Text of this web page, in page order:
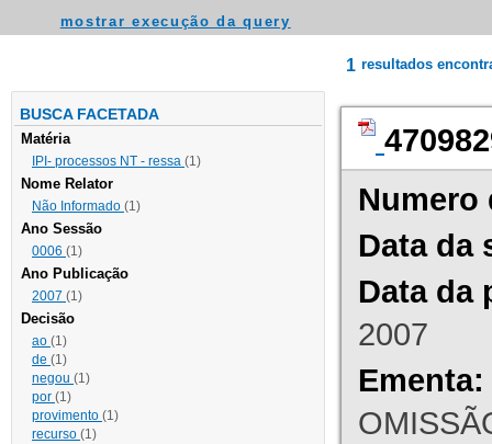
mostrar execução da query
BUSCA FACETADA
Matéria
IPI- processos NT - ressa (1)
Nome Relator
Não Informado (1)
Ano Sessão
0006 (1)
Ano Publicação
2007 (1)
Decisão
ao (1)
de (1)
negou (1)
por (1)
provimento (1)
recurso (1)
1 resultados
Numero
Data da
Data da
2007
Ementa: